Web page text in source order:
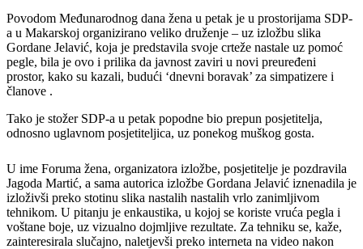
Povodom Međunarodnog dana žena u petak je u prostorijama SDP-
a u Makarskoj organizirano veliko druženje – uz izložbu slika
Gordane Jelavić, koja je predstavila svoje crteže nastale uz pomoć
pegle, bila je ovo i prilika da javnost zaviri u novi preuređeni
prostor, kako su kazali, budući ‘dnevni boravak’ za simpatizere i
članove .
Tako je stožer SDP-a u petak popodne bio prepun posjetitelja,
odnosno uglavnom posjetiteljica, uz ponekog muškog gosta.
U ime Foruma žena, organizatora izložbe, posjetitelje je pozdravila
Jagoda Martić, a sama autorica izložbe Gordana Jelavić iznenadila je
izloživši preko stotinu slika nastalih nastalih vrlo zanimljivom
tehnikom. U pitanju je enkaustika, u kojoj se koriste vruća pegla i
voštane boje, uz vizualno dojmljive rezultate. Za tehniku se, kaže,
zainteresirala slučajno, naletjevši preko interneta na video nakon